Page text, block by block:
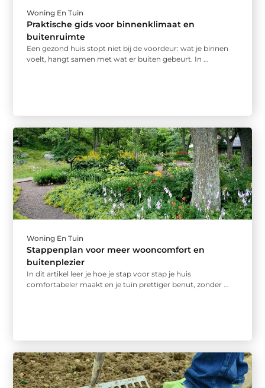
Woning En Tuin
Praktische gids voor binnenklimaat en
buitenruimte
Een gezond huis stopt niet bij de voordeur: wat je binnen
voelt, hangt samen met wat er buiten gebeurt. In ...
Woning En Tuin
Stappenplan voor meer wooncomfort en
buitenplezier
In dit artikel leer je hoe je stap voor stap je huis
comfortabeler maakt en je tuin prettiger benut, zonder ...